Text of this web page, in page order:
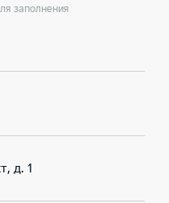
заполнения
д. 1